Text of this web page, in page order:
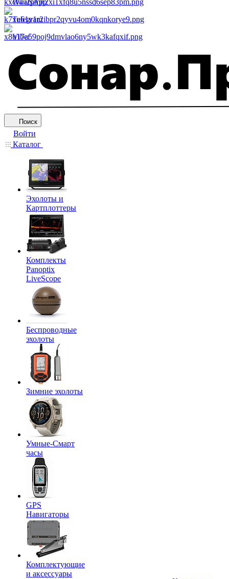
WhatsApp
Telegram
Viber
Поиск
Войти
Каталог
Эхолоты и
Картплоттеры
Комплекты
Panoptix
LiveScope
Беспроводные
эхолоты
Зимние эхолоты
Умные-Смарт
часы
GPS
Навигаторы
Комплектующие
и аксессуары